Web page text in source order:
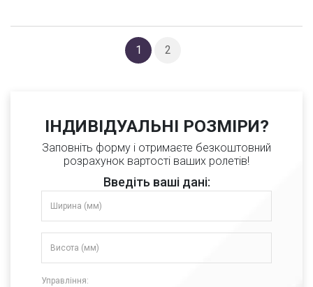
1 2
ІНДИВІДУАЛЬНІ РОЗМІРИ?
Заповніть форму і отримаєте безкоштовний
розрахунок вартості ваших ролетів!
Введіть ваші дані:
Управління: